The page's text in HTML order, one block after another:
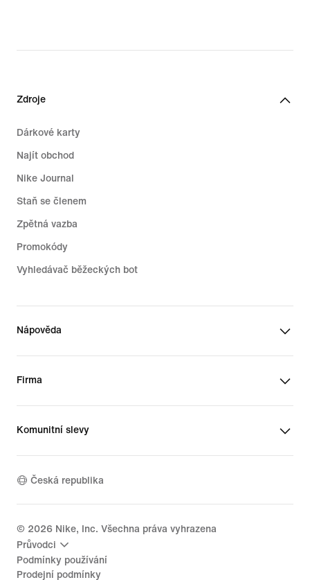
Zdroje
Dárkové karty
Najít obchod
Nike Journal
Staň se členem
Zpětná vazba
Promokódy
Vyhledávač běžeckých bot
Nápověda
Firma
Komunitní slevy
Česká republika
© 2026 Nike, Inc. Všechna práva vyhrazena
Průvodci
Podmínky používání
Prodejní podmínky